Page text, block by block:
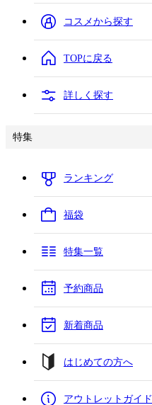
コスメから探す
TOPに戻る
詳しく探す
特集
ランキング
福袋
特集一覧
予約商品
新着商品
はじめての方へ
アウトレットガイド